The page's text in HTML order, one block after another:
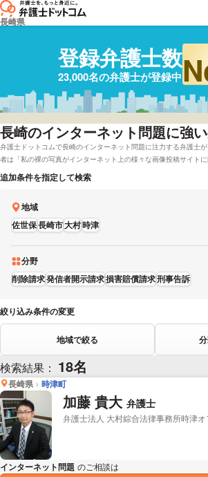
長崎県
登録弁護士数
23,000名の弁護士が登録中
長崎のインターネット問題に強
弁護士ドットコムで長崎のインターネット問題に注力する弁護士
者は「私の裸の写真がインターネット上の様々な画像投稿サイト
どの状況にあります。弁護士ドットコムでは弁護士費用を後払いで
金無料で応対している長崎の弁護士といったさまざまなニーズ別で
しくリサーチしたけど、長崎周辺の弁護士を費用で検討したい」
きます。弁護士の中には「その判断のために、まずは時間をかけ
す。」とおっしゃる方もおります。インターネット問題で課題を
ムに登録している全弁護士22,835人の中から、営業時間や経歴な
合った法律事務所や弁護士に一度相談をしてみてください。
追加条件を指定して検索
地域
佐世保長崎市大村時津
分野
削除請求発信者開示請求損害賠償請求刑事告訴
絞り込み条件の変更
地域で絞る
検索結果： 18名
長崎県 時津町
加藤 貴大 弁護士
弁護士法人 大村綜合法律事務所時津オ
インターネット問題 のご相談は